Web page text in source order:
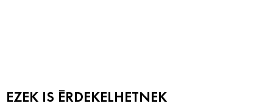
EZEK IS ÉRDEKELHETNEK